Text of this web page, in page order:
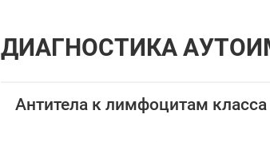
ДИАГНОСТИКА
Антитела к лимфоцитам класса